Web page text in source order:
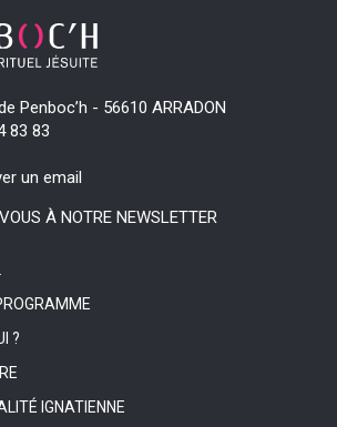
Penboc’h - 56610 ARRADON
83 83
un email
À NOTRE NEWSLETTER
?
IGNATIENNE